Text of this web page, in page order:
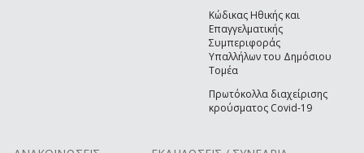
Κώδικας Ηθικής και
Επαγγελματικής
Συμπεριφοράς
Υπαλλήλων του Δημόσιου
Τομέα
Πρωτόκολλα διαχείρισης
κρούσματος Covid-19